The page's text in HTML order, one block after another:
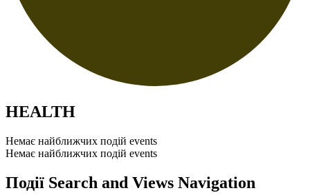
HEALTH
Немає найближчих подій events
Немає найближчих подій events
Події Search and Views Navigation